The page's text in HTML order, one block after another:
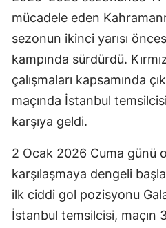
mücadele eden
sezonun ikinci yarısı
kampında sürdürdü.
çalışmaları kapsamında
maçında İstanbul
karşıya geldi.
2 Ocak 2026 Cuma günü
karşılaşmaya dengeli
ilk ciddi gol pozisyonu
İstanbul temsilcisi, maçın